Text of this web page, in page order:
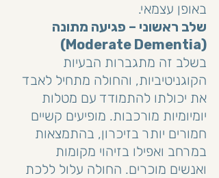
באופן עצמאי.
שלב ראשוני – פגיעה מתונה
(Moderate Dementia)
בשלב זה מתגברות הבעיות
הקוגניטיביות, והחולה מתחיל לאבד
את יכולתו להתמודד עם מטלות
יומיומיות מורכבות. מופיעים קשיים
חמורים יותר בזיכרון, בהתמצאות
במרחב ואפילו בזיהוי מקומות
ואנשים מוכרים. החולה עלול ללכת